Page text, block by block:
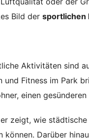
Bild der sportlichen
Aktivitäten sind
Fitness im Park
einen
zeigt, wie städtische
Darüber